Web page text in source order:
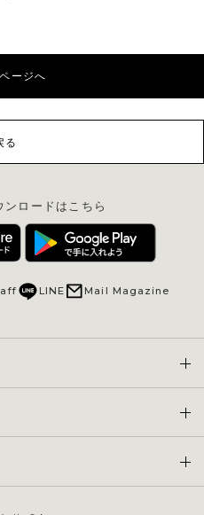
る
ージへ
ロードはこちら
LINE Mail Magazine